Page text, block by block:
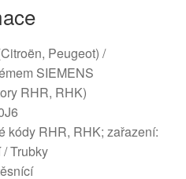
Peugeot) /
SIEMENS
RHR, RHK)
kódy RHR, RHK; zařazení:
Trubky